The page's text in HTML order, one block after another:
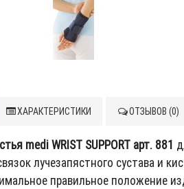
ХАРАКТЕРИСТИКИ ОТЗЫВОВ (0)
medi WRIST SUPPORT арт. 881
лучезапястного сустава и
правильное положение